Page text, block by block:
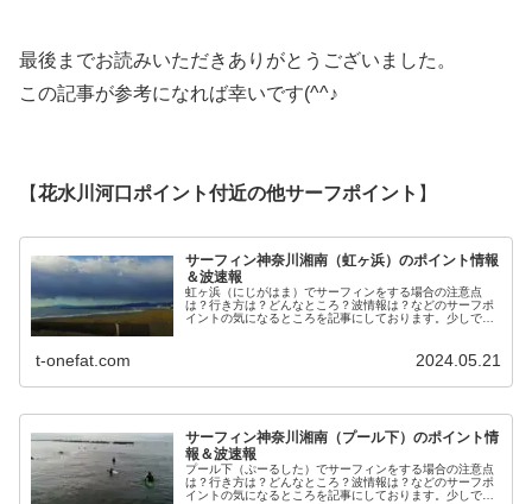
最後までお読みいただきありがとうございました。
この記事が参考になれば幸いです(^^♪
【花水川河口 ポイント付近の他サーフポイント 】
サーフィン神奈川湘南（虹ヶ浜）のポイント情報
＆波速報
虹ヶ浜（にじがはま）でサーフィンをする場合の注意点
は？行き方は？どんなところ？波情報は？などのサーフポ
イントの気になるところを記事にしております。少しでも
t-onefat.com 2024.05.21
サーフィン神奈川湘南（プール下）のポイント情
報＆波速報
プール下（ぷーるした）でサーフィンをする場合の注意点
は？行き方は？どんなところ？波情報は？などのサーフポ
イントの気になるところを記事にしております。少しでも